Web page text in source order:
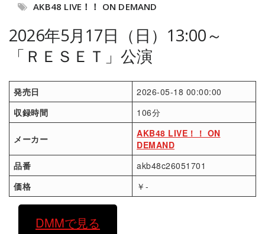
AKB48 LIVE！！ ON DEMAND
2026年5月17日（日）13:00～
「ＲＥＳＥＴ」公演
発売日
2026-05-18 00:00:00
収録時間
106分
メーカー
AKB48 LIVE！！ ON
DEMAND
品番
akb48c26051701
価格
￥-
DMMで見る